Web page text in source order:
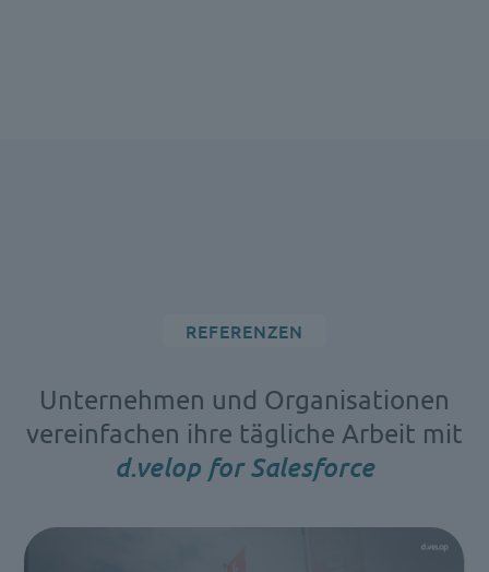
REFERENZEN
Unternehmen und Organisationen
vereinfachen ihre tägliche Arbeit mit
d.velop for Salesforce